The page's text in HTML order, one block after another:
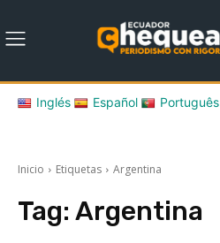
Inglés Español Português
Inicio Etiquetas Argentina
Tag: Argentina